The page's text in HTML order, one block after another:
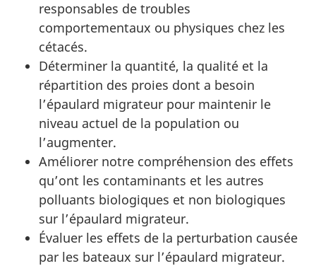
responsables de troubles
comportementaux ou physiques chez les
cétacés.
Déterminer la quantité, la qualité et la
répartition des proies dont a besoin
l’épaulard migrateur pour maintenir le
niveau actuel de la population ou
l’augmenter.
Améliorer notre compréhension des effets
qu’ont les contaminants et les autres
polluants biologiques et non biologiques
sur l’épaulard migrateur.
Évaluer les effets de la perturbation causée
par les bateaux sur l’épaulard migrateur.